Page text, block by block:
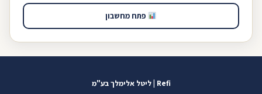
פתח מחשבון
Refi | ליטל אלימלך בע"מ